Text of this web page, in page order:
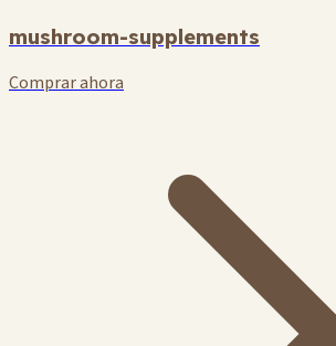
mushroom-supplements
Comprar ahora